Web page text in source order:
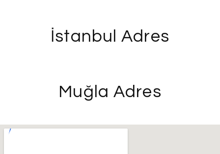
İstanbul Adres
Muğla Adres